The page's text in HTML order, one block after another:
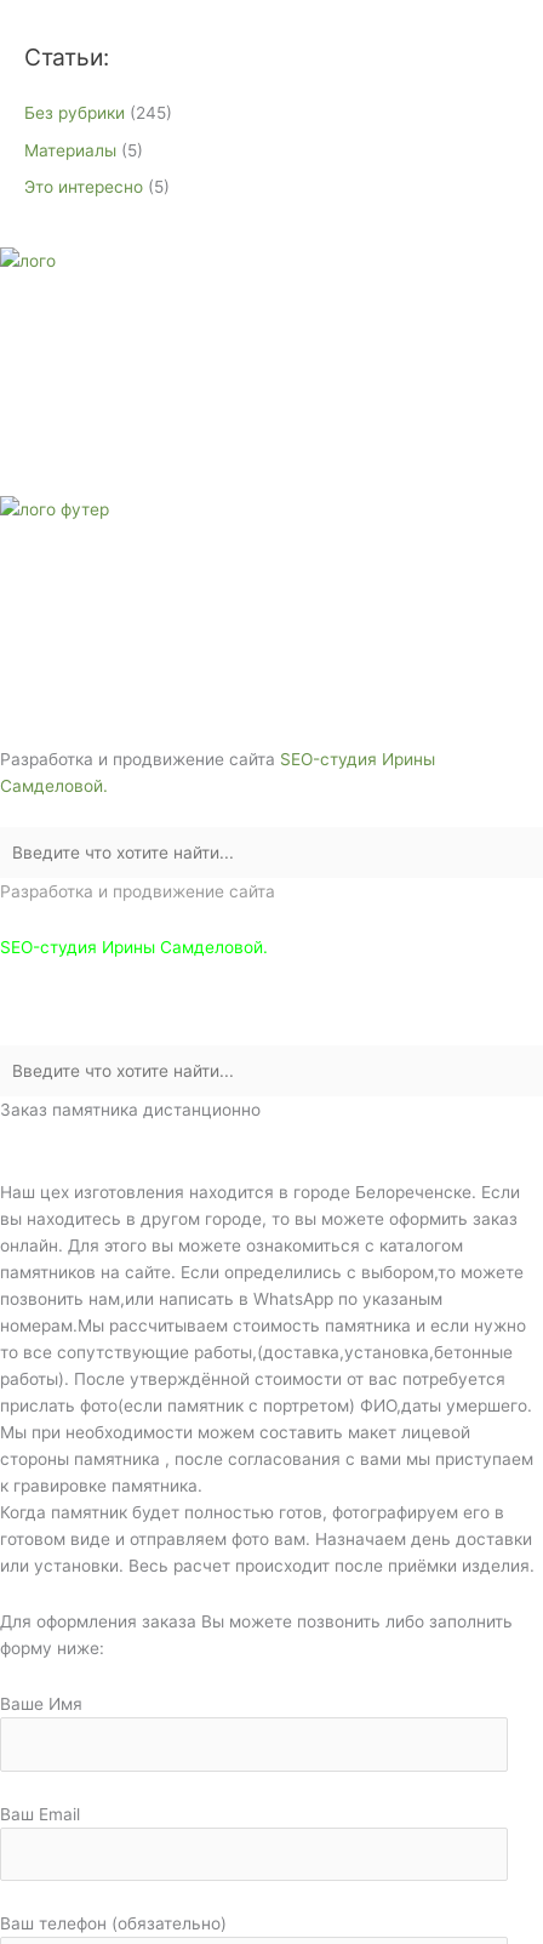
Статьи:
Без рубрики (245)
Материалы (5)
Это интересно (5)
Разработка и продвижение сайта SEO-студия Ирины
Самделовой.
Разработка и продвижение сайта
SEO-студия Ирины Самделовой.
Заказ памятника дистанционно
Наш цех изготовления находится в городе Белореченске. Если
вы находитесь в другом городе, то вы можете оформить заказ
онлайн. Для этого вы можете ознакомиться с каталогом
памятников на сайте. Если определились с выбором,то можете
позвонить нам,или написать в WhatsApp по указаным
номерам.Мы рассчитываем стоимость памятника и если нужно
то все сопутствующие работы,(доставка,установка,бетонные
работы). После утверждённой стоимости от вас потребуется
прислать фото(если памятник с портретом) ФИО,даты умершего.
Мы при необходимости можем составить макет лицевой
стороны памятника , после согласования с вами мы приступаем
к гравировке памятника.
Когда памятник будет полностью готов, фотографируем его в
готовом виде и отправляем фото вам. Назначаем день доставки
или установки. Весь расчет происходит после приёмки изделия.
Для оформления заказа Вы можете позвонить либо заполнить
форму ниже:
Ваше Имя
Ваш Email
Ваш телефон (обязательно)